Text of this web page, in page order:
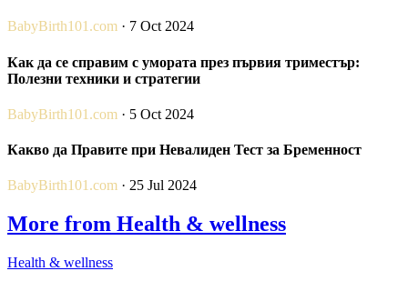
BabyBirth101.com · 7 Oct 2024
Как да се справим с умората през първия триместър:
Полезни техники и стратегии
BabyBirth101.com · 5 Oct 2024
Какво да Правите при Невалиден Тест за Бременност
BabyBirth101.com · 25 Jul 2024
More from Health & wellness
Health & wellness